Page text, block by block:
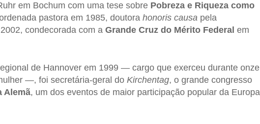
em Bochum com uma tese sobre Pobreza e Riqueza como
pastora em 1985, doutora honoris causapela
condecorada com a Grande Cruz do Mérito Federal em
de Hannover em 1999 — cargo que exerceu durante onze
—, foi secretária-geral do Kirchentag, o grande congresso
Alemã, um dos eventos de maior participação popular da Europa